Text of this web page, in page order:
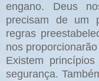
engano. Deus
precisam de um
regras
nos
Existem
segurança.